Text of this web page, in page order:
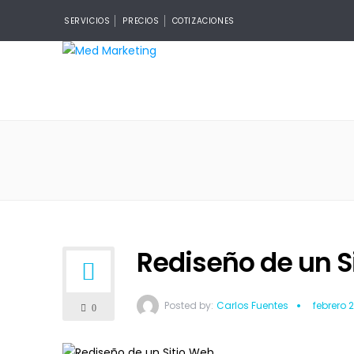
SERVICIOS PRECIOS COTIZACIONES
0
Rediseño de un
Posted by: Carlos Fuentes febrero